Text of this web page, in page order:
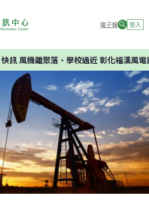
電子報 登入
風機離聚落、學校過近 彰化福漢風電案